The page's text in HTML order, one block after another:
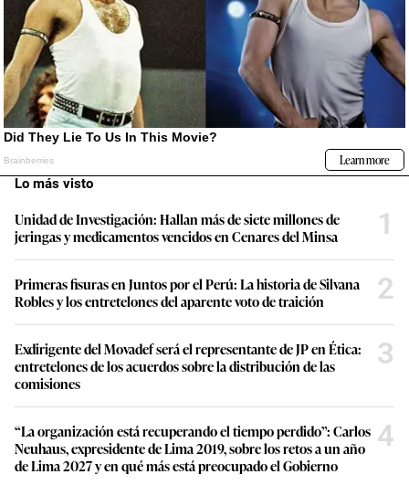
Lo más visto
Unidad de Investigación: Hallan más de siete millones de
jeringas y medicamentos vencidos en Cenares del Minsa
1
Primeras fisuras en Juntos por el Perú: La historia de Silvana
Robles y los entretelones del aparente voto de traición
2
Exdirigente del Movadef será el representante de JP en Ética:
entretelones de los acuerdos sobre la distribución de las
comisiones
3
“La organización está recuperando el tiempo perdido”: Carlos
Neuhaus, expresidente de Lima 2019, sobre los retos a un año
de Lima 2027 y en qué más está preocupado el Gobierno
4